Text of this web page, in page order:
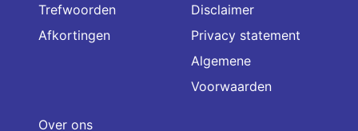
Trefwoorden
Afkortingen
Disclaimer
Privacy statement
Algemene
Voorwaarden
Over ons